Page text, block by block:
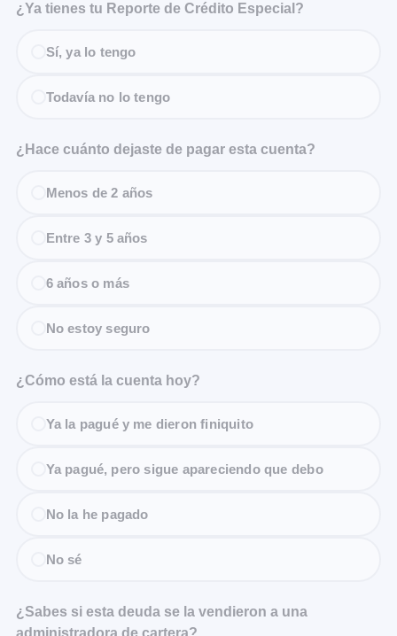
¿Ya tienes tu Reporte de Crédito Especial?
Sí, ya lo tengo
Todavía no lo tengo
¿Hace cuánto dejaste de pagar esta cuenta?
Menos de 2 años
Entre 3 y 5 años
6 años o más
No estoy seguro
¿Cómo está la cuenta hoy?
Ya la pagué y me dieron finiquito
Ya pagué, pero sigue apareciendo que debo
No la he pagado
No sé
¿Sabes si esta deuda se la vendieron a una
administradora de cartera?